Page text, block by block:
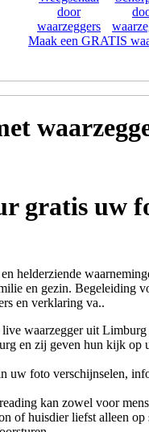
Maak een GRATIS
gratis uw
helderziende
en gezin. Begeleiding
en verklaring va..
live waarzegger uit
en zij geven hun kijk op
uw foto verschijnselen,
kan zowel voor
of huisdier liefst alleen